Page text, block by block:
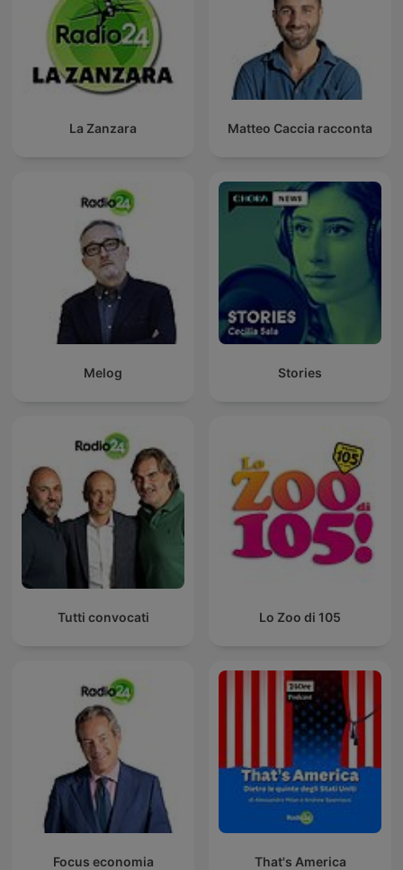
La Zanzara Matteo Caccia racconta
Melog Stories
Tutti convocati Lo Zoo di 105
Focus economia That's America